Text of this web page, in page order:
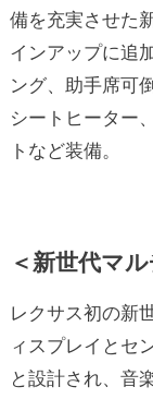
備を充実させた
インアップに追
ング、助手席可
シートヒーター
トなど装備。
＜新世代マ
レクサス初の新
ィスプレイとセ
と設計され、音